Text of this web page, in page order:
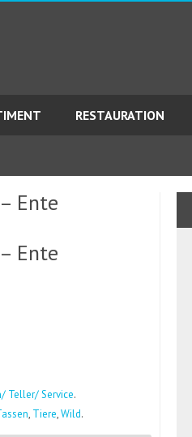
RESTAURATION
Ente
Ente
Teller/ Service.
, Tiere,Wild.